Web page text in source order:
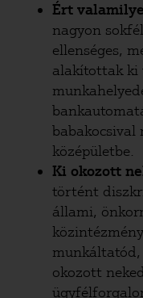
Ért
nagyon
ellenséges,
alakítottak ki
babakocsival
középületbe.
Ki okozott
történt
állami,
munkáltatód,
okozott